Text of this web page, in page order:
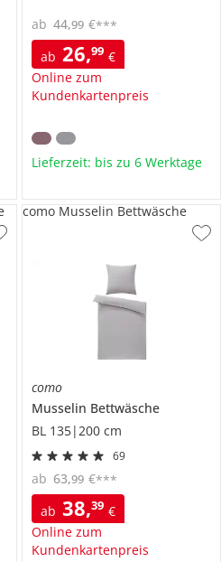
ab 26,99 €
Online zum
Kundenkartenpreis
ab 44,99 €***
Lieferzeit: bis zu 6 Werktage
como
Musselin Bettwäsche
BL 135|200 cm
69
ab 38,39 €
Online zum
Kundenkartenpreis
ab 63,99 €***
como Musselin Bettwäsche